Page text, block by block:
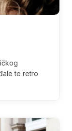
te retro